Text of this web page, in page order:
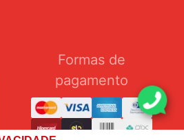
Formas de
pagamento